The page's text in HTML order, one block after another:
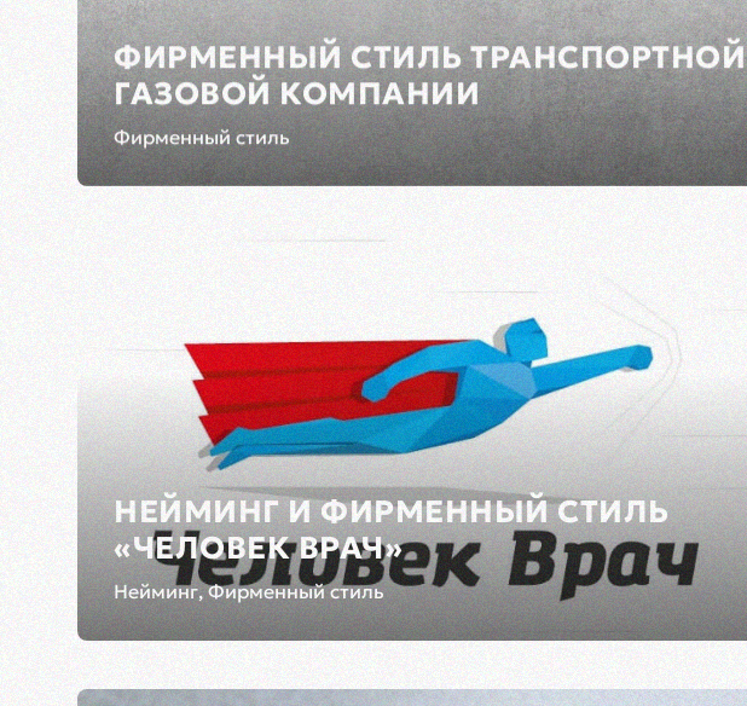
ФИРМЕННЫЙ СТИЛЬ ТРАНСПОРТНОЙ
ГАЗОВОЙ КОМПАНИИ
Фирменный стиль
НЕЙМИНГ И ФИРМЕННЫЙ СТИЛЬ
«ЧЕЛОВЕК ВРАЧ»
Нейминг, Фирменный стиль